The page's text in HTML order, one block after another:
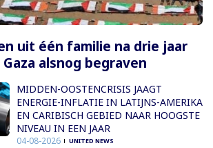
uit één familie na drie jaar
alsnog begraven
MIDDEN-OOSTENCRISIS JAAGT
ENERGIE-INFLATIE IN LATIJNS-AMERIKA
EN CARIBISCH GEBIED NAAR HOOGSTE
NIVEAU IN EEN JAAR
04-08-2026 UNITED NEWS